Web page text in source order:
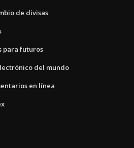
de divisas
para futuros
del mundo
en línea